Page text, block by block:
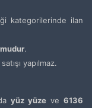
kategorilerinde ilan
.
yapılmaz.
yüz yüze ve6136